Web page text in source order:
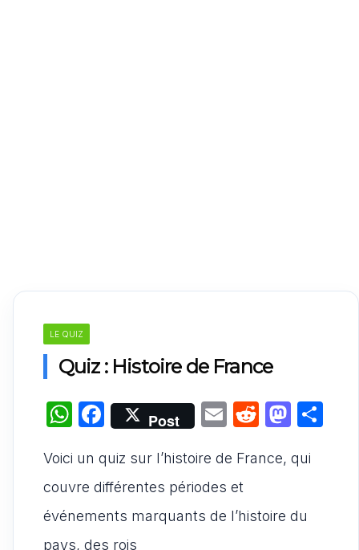
LE QUIZ
Quiz : Histoire de France
W
at
s
A
p
F
a
c
e
b
o
Post
E
ai
l
R
d
t
M
st
d
Voici un quiz sur l’histoire de France, qui
couvre différentes périodes et
événements marquants de l’histoire du
pays, des rois